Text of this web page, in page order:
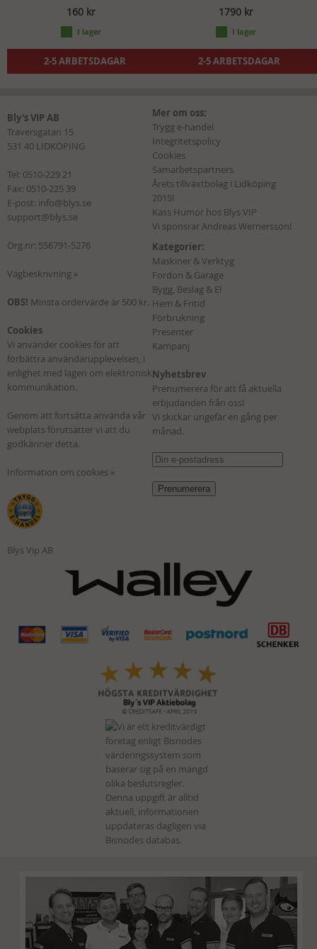
160 kr
2-5 ARBETSDAGAR
1790 kr
2-5 ARBETSDAGAR
Bly's VIP AB
Traversgatan 15
531 40 LIDKÖPING
Tel: 0510-229 21
Fax: 0510-225 39
E-post: info@blys.se
support@blys.se
Org.nr: 556791-5276
Vägbeskrivning »
OBS! Minsta ordervärde är 500 kr.
Cookies
Vi använder cookies för att
förbättra användarupplevelsen, i
enlighet med lagen om elektronisk
kommunikation.
Genom att fortsätta använda vår
webplats förutsätter vi att du
godkänner detta.
Information om cookies »
Mer om oss:
Trygg e-handel
Integritetspolicy
Cookies
Samarbetspartners
Årets tillväxtbolag i Lidköping
2015!
Kass Humor hos Blys VIP
Vi sponsrar Andreas Wernersson!
Kategorier:
Maskiner & Verktyg
Fordon & Garage
Bygg, Beslag & El
Hem & Fritid
Förbrukning
Presenter
Kampanj
Nyhetsbrev
Prenumerera för att få aktuella
erbjudanden från oss!
Vi skickar ungefär en gång per
månad.
Blys Vip AB